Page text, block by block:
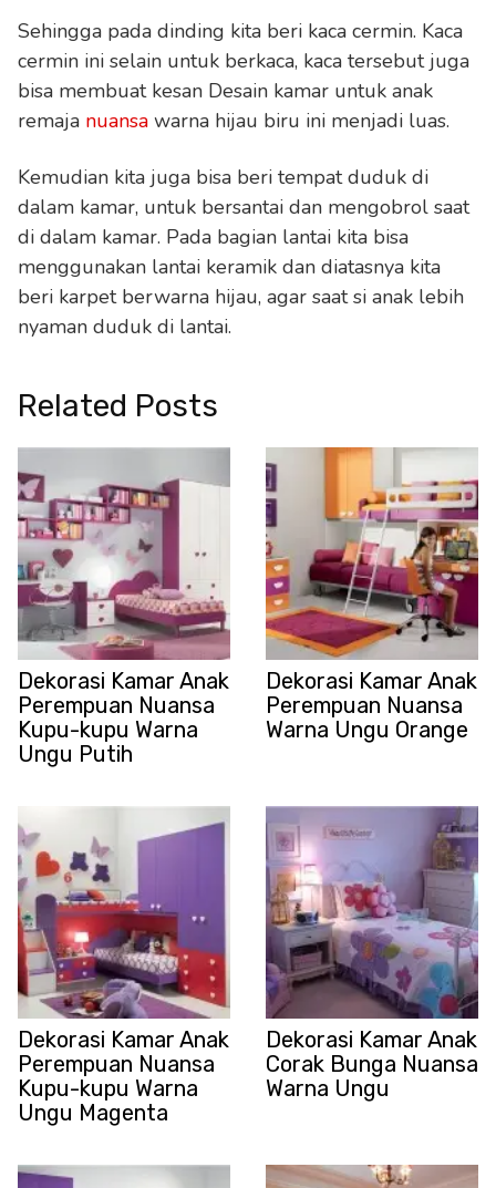
Sehingga pada dinding kita beri kaca cermin. Kaca
cermin ini selain untuk berkaca, kaca tersebut juga
bisa membuat kesan Desain kamar untuk anak
remaja nuansa warna hijau biru ini menjadi luas.
Kemudian kita juga bisa beri tempat duduk di
dalam kamar, untuk bersantai dan mengobrol saat
di dalam kamar. Pada bagian lantai kita bisa
menggunakan lantai keramik dan diatasnya kita
beri karpet berwarna hijau, agar saat si anak lebih
nyaman duduk di lantai.
Related Posts
Dekorasi Kamar Anak
Perempuan Nuansa
Kupu-kupu Warna
Ungu Putih
Dekorasi Kamar Anak
Perempuan Nuansa
Warna Ungu Orange
Dekorasi Kamar Anak
Perempuan Nuansa
Kupu-kupu Warna
Ungu Magenta
Dekorasi Kamar Anak
Corak Bunga Nuansa
Warna Ungu